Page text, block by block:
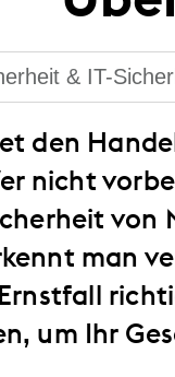
& IT-
den
nicht
von
man
um Ihr